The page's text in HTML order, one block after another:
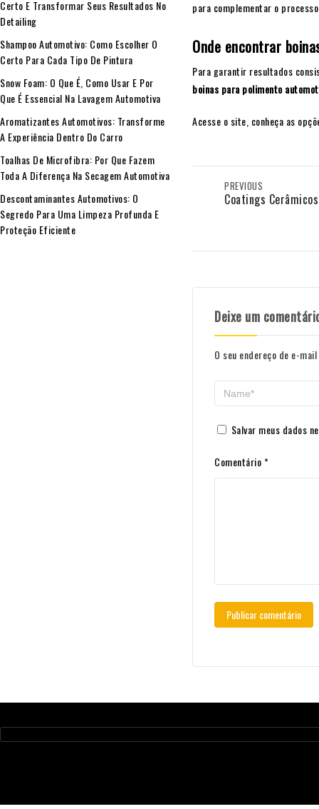
para complementar o
Onde encontrar
Para garantir resultados
boinas para polimento
Acesse o site, conheça as
PREVIOUS
Coatings
Deixe um
O seu endereço de e-
Salvar meus dados
Comentário*
Certo E Transformar Seus Resultados No
Detailing
Shampoo Automotivo: Como Escolher O
Certo Para Cada Tipo De Pintura
Snow Foam: O Que É, Como Usar E Por
Que É Essencial Na Lavagem Automotiva
Aromatizantes Automotivos: Transforme
A Experiência Dentro Do Carro
Toalhas De Microfibra: Por Que Fazem
Toda A Diferença Na Secagem Automotiva
Descontaminantes Automotivos: O
Segredo Para Uma Limpeza Profunda E
Proteção Eficiente